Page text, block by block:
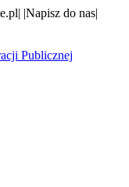
|Napisz do nas|